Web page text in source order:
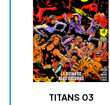
TITANS 03